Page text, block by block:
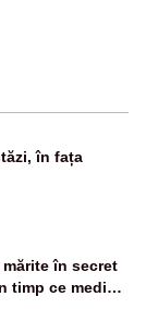
în fața
mărite în secret
timp ce medicii